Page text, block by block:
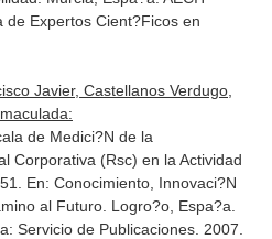
de Expertos Cient?Ficos en
Javier, Castellanos Verdugo,
de Medici?N de la
Corporativa (Rsc) en la Actividad
En: Conocimiento, Innovaci?N
al Futuro. Logro?o, Espa?a.
Servicio de Publicaciones. 2007.